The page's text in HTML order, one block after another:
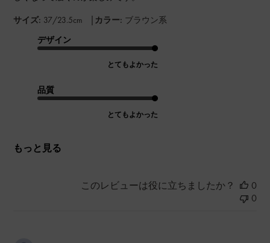
サイズ: 37/23.5cm | カラー: ブラウン系
デザイン
とてもよかった
品質
とてもよかった
もっと見る
このレビューは役に立ちましたか？
0
0